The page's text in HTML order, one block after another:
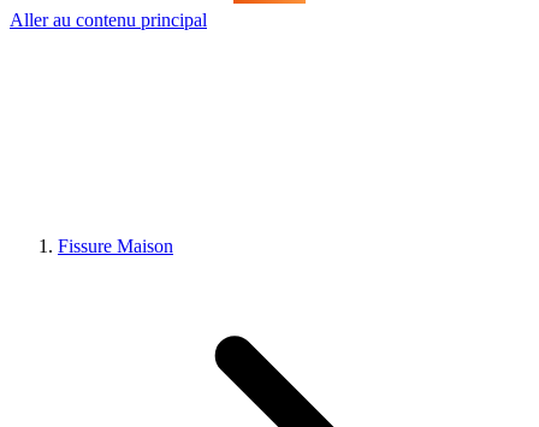
Aller au contenu principal
Fissure Maison